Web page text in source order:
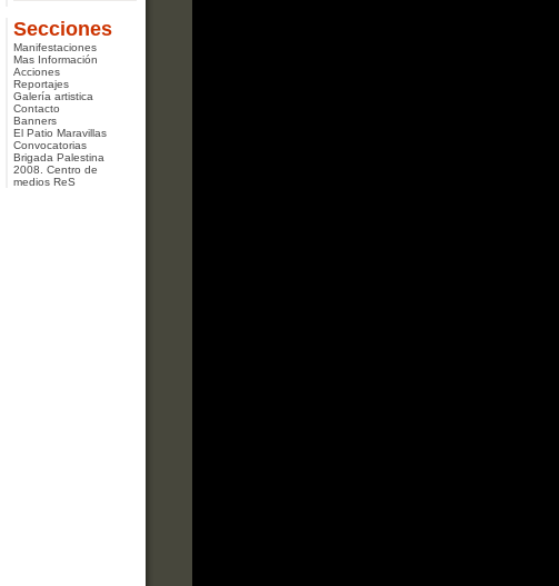
Secciones
Manifestaciones
Mas Información
Acciones
Reportajes
Galería artistica
Contacto
Banners
El Patio Maravillas
Convocatorias
Brigada Palestina
2008. Centro de
medios ReS